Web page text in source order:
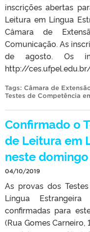
inscrições abertas
Leitura em Língua
Câmara de
Comunicação. As
de agosto. Os
http://
Tags: Câmara de
Testes de Competência
Confirmado o
de Leitura em
neste
04/10/2019
As provas dos
Língua
confirmadas para
(Rua Gomes